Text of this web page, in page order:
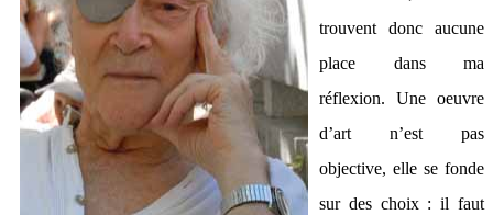
trouvent donc aucune
place dans ma
réflexion. Une oeuvre
d’art n’est pas
objective, elle se fonde
sur des choix : il faut